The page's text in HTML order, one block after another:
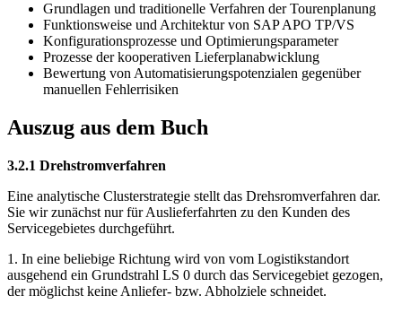
Grundlagen und traditionelle Verfahren der Tourenplanung
Funktionsweise und Architektur von SAP APO TP/VS
Konfigurationsprozesse und Optimierungsparameter
Prozesse der kooperativen Lieferplanabwicklung
Bewertung von Automatisierungspotenzialen gegenüber
manuellen Fehlerrisiken
Auszug aus dem Buch
3.2.1 Drehstromverfahren
Eine analytische Clusterstrategie stellt das Drehsromverfahren dar.
Sie wir zunächst nur für Auslieferfahrten zu den Kunden des
Servicegebietes durchgeführt.
1. In eine beliebige Richtung wird von vom Logistikstandort
ausgehend ein Grundstrahl LS 0 durch das Servicegebiet gezogen,
der möglichst keine Anliefer- bzw. Abholziele schneidet.